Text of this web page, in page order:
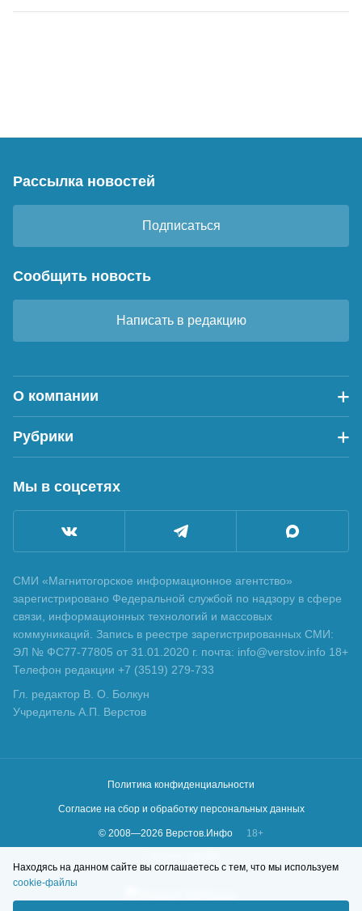
Рассылка новостей
Подписаться
Сообщить новость
Написать в редакцию
О компании
Рубрики
Мы в соцсетях
СМИ «Магнитогорское информационное агентство»
зарегистрировано Федеральной службой по надзору в сфере
связи, информационных технологий и массовых
коммуникаций. Запись в реестре зарегистрированных СМИ:
ЭЛ № ФС77-77805 от 31.01.2020 г. почта: info@verstov.info 18+
Телефон редакции +7 (3519) 279-733
Гл. редактор В. О. Болкун
Учредитель А.П. Верстов
Политика конфиденциальности
Согласие на сбор и обработку персональных данных
© 2008—2026 Верстов.Инфо
18+
Находясь на данном сайте вы соглашаетесь с тем, что мы используем
cookie-файлы